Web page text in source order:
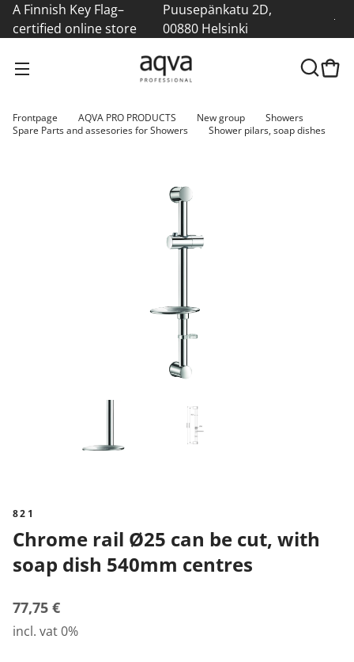
A Finnish Key Flag–
certified online store
Puusepänkatu 2D,
00880 Helsinki
Frontpage AQVA PRO PRODUCTS New group
Showers
Spare Parts and assesories for Showers
Shower pilars, soap dishes
821
Chrome rail Ø25 can be cut, with
soap dish 540mm centres
77,75 €
incl. vat 0%